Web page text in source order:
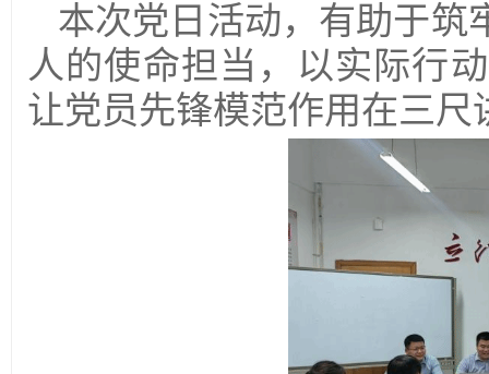
本次党日活动，有助于筑
人的使命担当，以实际行
让党员先锋模范作用在三